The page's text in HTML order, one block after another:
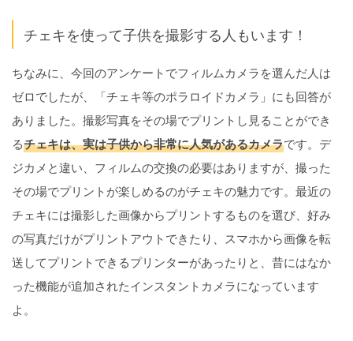
チェキを使って子供を撮影する人もいます！
ちなみに、今回のアンケートでフィルムカメラを選んだ人は
ゼロでしたが、「チェキ等のポラロイドカメラ」にも回答が
ありました。撮影写真をその場でプリントし見ることができ
るチェキは、実は子供から非常に人気があるカメラです。デ
ジカメと違い、フィルムの交換の必要はありますが、撮った
その場でプリントが楽しめるのがチェキの魅力です。最近の
チェキには撮影した画像からプリントするものを選び、好み
の写真だけがプリントアウトできたり、スマホから画像を転
送してプリントできるプリンターがあったりと、昔にはなか
った機能が追加されたインスタントカメラになっています
よ。